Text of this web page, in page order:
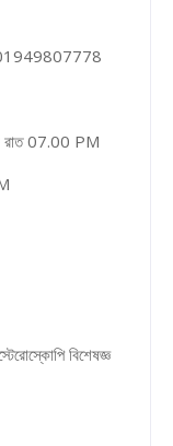
রাত 07.00 PM
বিশেষজ্ঞ